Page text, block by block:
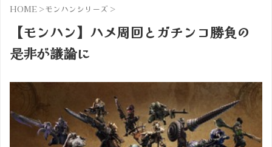
HOME >モンハンシリーズ >
【モンハン】ハメ周回とガチンコ勝負の
是非が議論に